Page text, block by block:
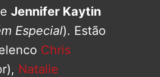
Jennifer Kaytin
Especial). Estão
Chris
Natalie